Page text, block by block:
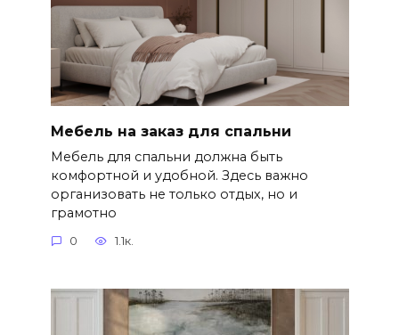
Мебель на заказ для спальни
Мебель для спальни должна быть
комфортной и удобной. Здесь важно
организовать не только отдых, но и
грамотно
0 1.1к.